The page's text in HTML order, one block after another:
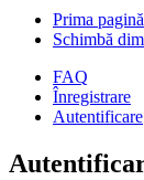
Prima pagină
Schimbă
FAQ
Înregistrare
Autentificare